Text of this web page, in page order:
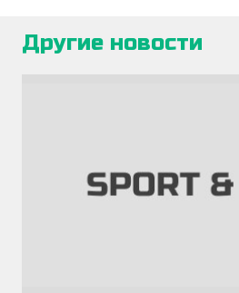
Другие новости